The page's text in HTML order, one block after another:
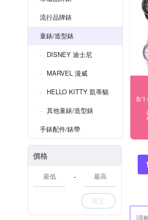
流行品牌錶
童錶/造型錶
DISNEY 迪士尼
MARVEL 漫威
HELLO KITTY 凱蒂貓
其他童錶/造型錶
手錶配件/錶帶
價格
-
確定
1